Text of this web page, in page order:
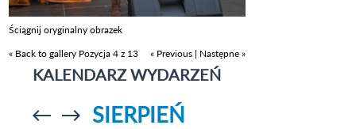
Ściągnij oryginalny obrazek
« Back to gallery Pozycja 4 z 13 « Previous | Następne »
KALENDARZ WYDARZEŃ
Przejdź doPrzejdź do
SIERPIEŃ